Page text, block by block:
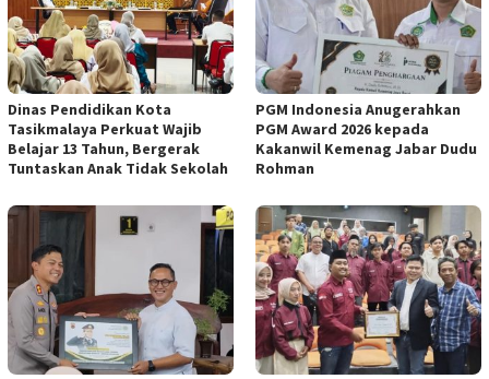
Dinas Pendidikan Kota
Tasikmalaya Perkuat Wajib
Belajar 13 Tahun, Bergerak
Tuntaskan Anak Tidak Sekolah
PGM Indonesia Anugerahkan
PGM Award 2026 kepada
Kakanwil Kemenag Jabar Dudu
Rohman